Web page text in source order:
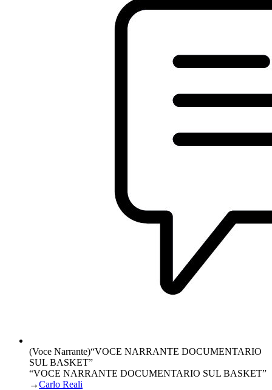
(Voce Narrante)“VOCE NARRANTE DOCUMENTARIO
SUL BASKET”
“VOCE NARRANTE DOCUMENTARIO SUL BASKET”
→Carlo Reali